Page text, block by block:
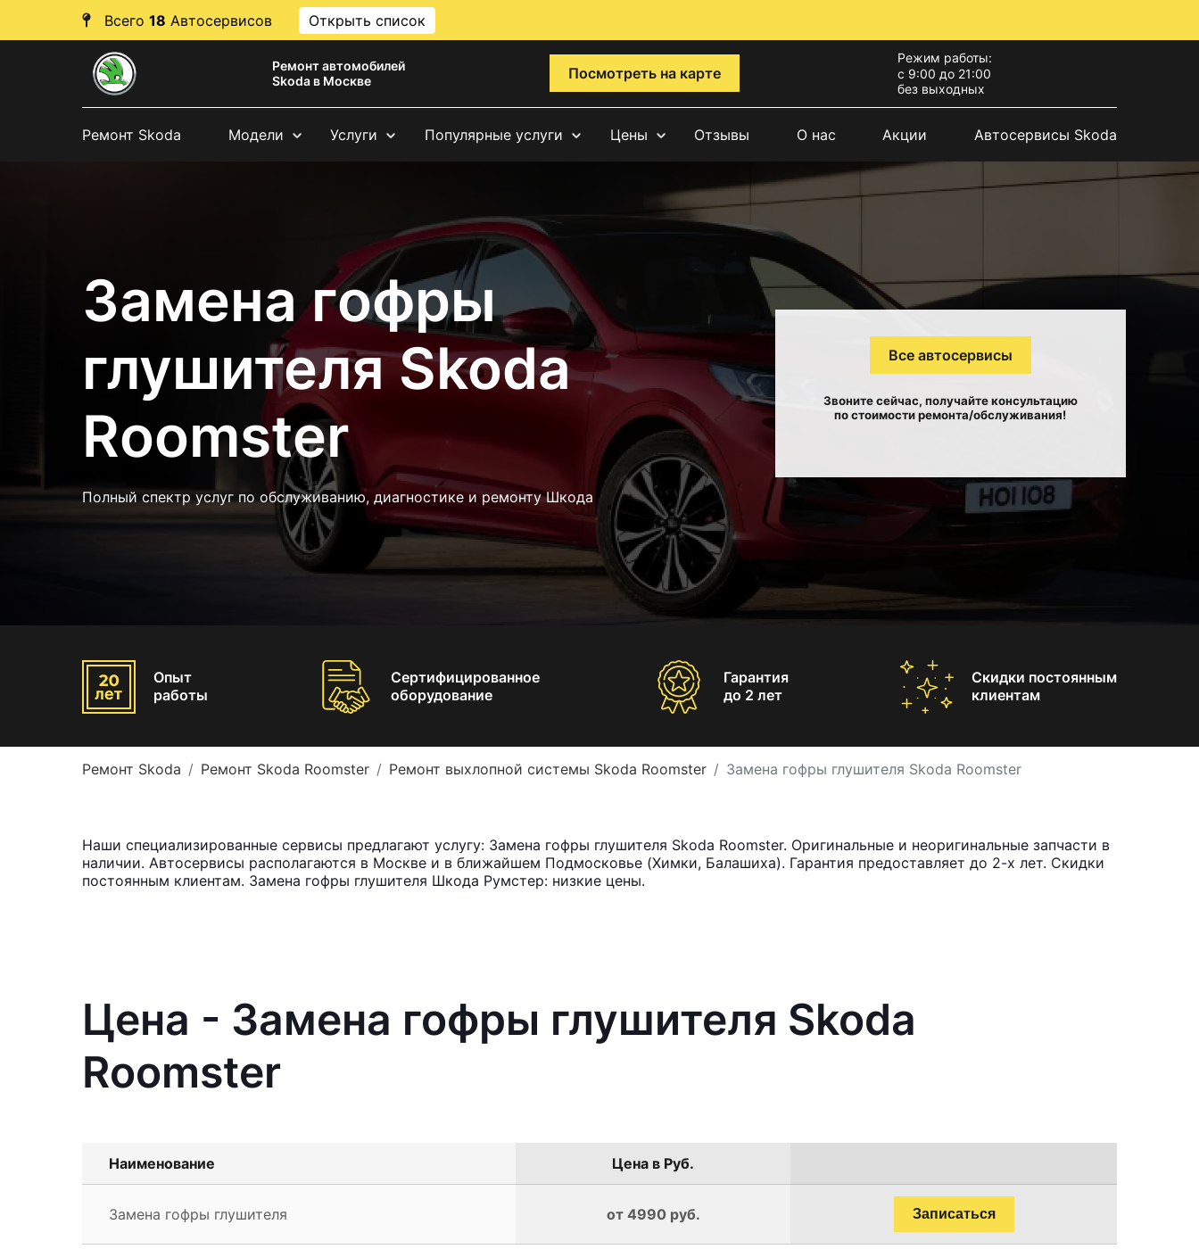
Всего 18 Автосервисов Открыть список
Ремонт автомобилей
Skoda в Москве
Посмотреть на карте
Режим работы:
с 9:00 до 21:00
без выходных
Ремонт Skoda Модели Услуги Популярные услуги Цены Отзывы О нас Акции Автосервисы Skoda
Замена гофры
глушителя Skoda
Roomster
Полный спектр услуг по обслуживанию, диагностике и ремонту Шкода
Все автосервисы
Звоните сейчас, получайте консультацию
по стоимости ремонта/обслуживания!
Опыт
работы
Сертифицированное
оборудование
Гарантия
до 2 лет
Скидки постоянным
клиентам
Ремонт Skoda Ремонт Skoda Roomster Ремонт выхлопной системы Skoda Roomster Замена гофры глушителя Skoda Roomster
Наши специализированные сервисы предлагают услугу: Замена гофры глушителя Skoda Roomster. Оригинальные и неоригинальные запчасти в
наличии. Автосервисы располагаются в Москве и в ближайшем Подмосковье (Химки, Балашиха). Гарантия предоставляет до 2-х лет. Скидки
постоянным клиентам. Замена гофры глушителя Шкода Румстер: низкие цены.
Цена - Замена гофры глушителя Skoda
Roomster
Наименование Цена в Руб.
Замена гофры глушителя от 4990 руб. Записаться